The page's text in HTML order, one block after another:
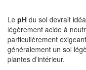
Le pH du sol devrait
légèrement acide à
particulièrement
généralement un sol
plantes d’intérieur.